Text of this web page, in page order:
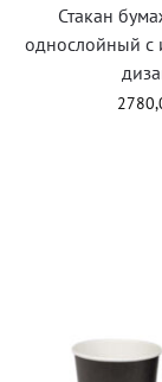
Стакан
однослойный с